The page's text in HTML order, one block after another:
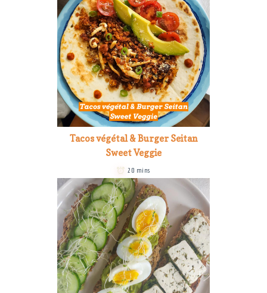
Tacos végétal & Burger Seitan
Sweet Veggie
20 mins